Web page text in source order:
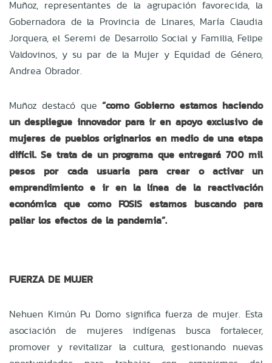
Muñoz, representantes de la agrupación favorecida, la
Gobernadora de la Provincia de Linares, María Claudia
Jorquera, el Seremi de Desarrollo Social y Familia, Felipe
Valdovinos, y su par de la Mujer y Equidad de Género,
Andrea Obrador.
Muñoz destacó que “como Gobierno estamos haciendo
un despliegue innovador para ir en apoyo exclusivo de
mujeres de pueblos originarios en medio de una etapa
difícil. Se trata de un programa que entregará 700 mil
pesos por cada usuaria para crear o activar un
emprendimiento e ir en la línea de la reactivación
económica que como FOSIS estamos buscando para
paliar los efectos de la pandemia”.
FUERZA DE MUJER
Nehuen Kimún Pu Domo significa fuerza de mujer. Esta
asociación de mujeres indígenas busca fortalecer,
promover y revitalizar la cultura, gestionando nuevas